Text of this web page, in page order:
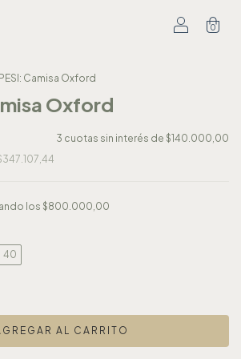
0
Camisa Oxford
Oxford
3 cuotas sin interés de $140.000,00
los $800.000,00
40